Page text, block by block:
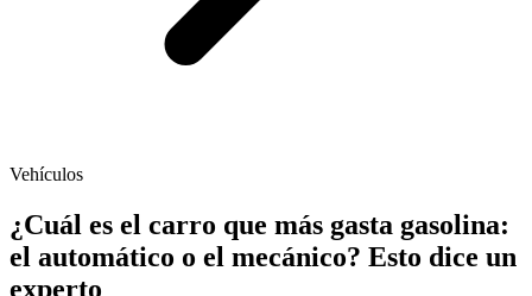
Vehículos
¿Cuál es el carro que más gasta gasolina:
el automático o el mecánico? Esto dice un
experto